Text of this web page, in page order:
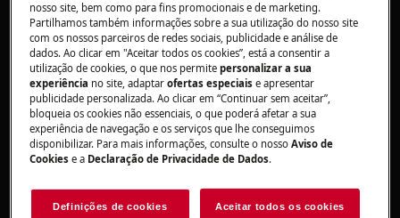
cortes provenientes de arestas afiadas.
AVISO!RISCO DE LESÃO OCULAR
nosso site, bem como para fins promocionais e de marketing.
Partilhamos também informações sobre a sua utilização do nosso site
com os nossos parceiros de redes sociais, publicidade e análise de
dados. Ao clicar em "Aceitar todos os cookies”, está a consentir a
utilização de cookies, o que nos permitepersonalizar a sua
experiência no site, adaptarofertas especiaise apresentar
publicidade personalizada. Ao clicar em “Continuar sem aceitar”,
bloqueia os cookies não essenciais, o que poderá afetar a sua
experiência de navegação e os serviços que lhe conseguimos
disponibilizar. Para mais informações, consulte o nossoAviso de
Cookies e a Declaração de Privacidade de Dados.
Definições de cookies Aceitar todos os cookies